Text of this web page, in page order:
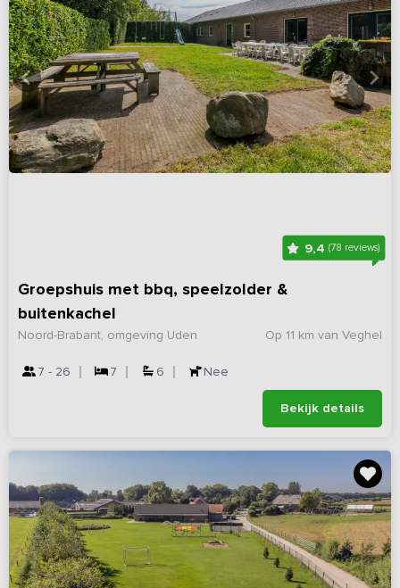
9,4 (78 reviews)
Groepshuis met bbq, speelzolder &
buitenkachel
Op 11 km van Veghel
Noord-Brabant, omgeving Uden
7 - 26 7 6 Nee
Bekijk details